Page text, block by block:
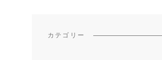
カテゴリー